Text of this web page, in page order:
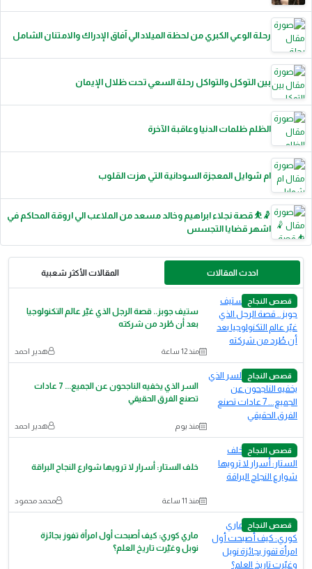
رحلة الوعي الكبري من لحظة الميلاد الي آفاق الإدراك والامتنان الشامل
بين التوكل والتواكل رحلة السعي تحت ظلال الإيمان
الظلم ظلمات الدنيا وعاقبة الآخرة
ام شوايل المعجزة السودانية التي هزت القلوب
🤾⛹️ قصة نجلاء ابراهيم وخالد مسعد من الملاعب الي اروقة المحاكم في
اشهر قضايا التجسس
احدث المقالات المقالات الأكثر شعبية
قصص النجاح
ستيف جوبز.. قصة الرجل الذي غيّر عالم التكنولوجيا
بعد أن طُرد من شركته
منذ 12 ساعة هدير احمد
قصص النجاح
السر الذي يخفيه الناجحون عن الجميع... 7 عادات
تصنع الفرق الحقيقي
منذ يوم هدير احمد
قصص النجاح
خلف الستار: أسرار لا ترويها شوارع النجاح البراقة
منذ 11 ساعة محمد محمود
قصص النجاح
ماري كوري: كيف أصبحت أول امرأة تفوز بجائزة
نوبل وغيّرت تاريخ العلم؟